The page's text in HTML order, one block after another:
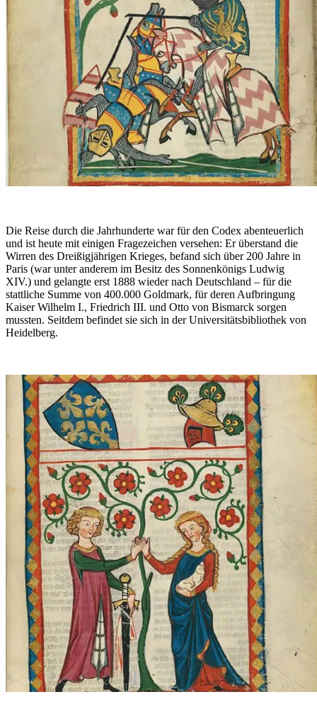
Die Reise durch die Jahrhunderte war für den Codex abenteuerlich
und ist heute mit einigen Fragezeichen versehen: Er überstand die
Wirren des Dreißigjährigen Krieges, befand sich über 200 Jahre in
Paris (war unter anderem im Besitz des Sonnenkönigs Ludwig
XIV.) und gelangte erst 1888 wieder nach Deutschland – für die
stattliche Summe von 400.000 Goldmark, für deren Aufbringung
Kaiser Wilhelm I., Friedrich III. und Otto von Bismarck sorgen
mussten. Seitdem befindet sie sich in der Universitätsbibliothek von
Heidelberg.